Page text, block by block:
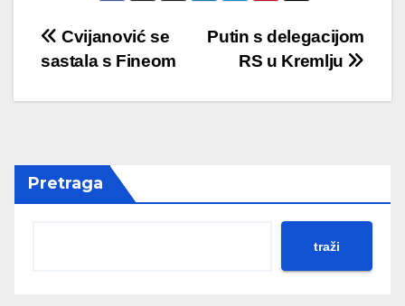
Post
Putin s delegacijom
RS u Kremlju
Cvijanović se
sastala s Fineom
Pretraga
traži